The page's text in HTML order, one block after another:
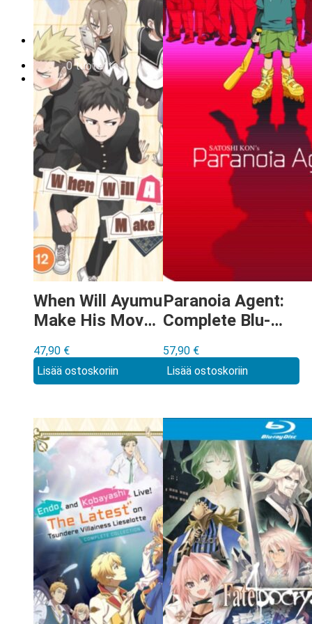
Tilauksen peruminen
Uutiskirje
EN
0,00€ 0 tuotetta
When Will Ayumu
Make His Move?
47,90 €
Lisää ostoskoriin
Paranoia Agent:
Complete Blu-
Edition
57,90 €
Lisää ostoskoriin